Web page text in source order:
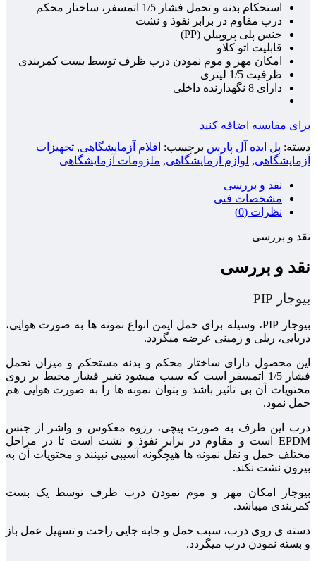
استحکام بدنه و تحمل فشار 1/5 اتمسفر، ساختار محکم
درب مقاوم در برابر نفوذ و نشت
جنس پلی پروپیلن (PP)
قابلیت اتو کلاو
امکان مهر و موم نمودن درب ظرف توسط بست کمربندی
ظرفیت 1/5 لیتری
دارای 8 نگهدارنده داخلی
برای مقایسه اضافه کنید
دسته: پل ایده آل پارس برچسب: اقلام آزمایشگاهی, تجهیزات
آزمایشگاهی, لوازم آزمایشگاهی, ملزومات آزمایشگاهی
نقد و بررسی
مشخصات فنی
نظرات (0)
نقد و بررسی
نقد و بررسی
بیوجار PIP
بیوجار PIP، وسیله برای حمل ایمن انواع نمونه ها به صورت هوایی،
دریایی، ریلی و زمینی عرضه میگردد.
این محصول دارای ساختار محکم و بدنه مستحکم و میزان تحمل
فشار 1/5 اتمسفر است که سبب میشود تغیر فشار محیط بر روی
محتویات آن بی تاثیر باشد و بتوان نمونه ها را به صورت هوایی هم
حمل نمود.
درب این ظرف به صورت پیچی، رزوه معکوس و واشر از جنس
EPDM است و مقاوم در برابر نفوذ و نشت است تا در مراحل
مختلف حمل و نقل نمونه ها هیچگونه آسیبی نبینند و محتویات آن به
بیرون نشت نکند.
بیوجار امکان مهر و موم نمودن درب ظرف توسط یک بست
کمربندی میباشد.
دسته ی روی درب، سبب حمل و جابه جایی راحت و تسهیل عمل باز
و بسته نمودن درب میگردد.